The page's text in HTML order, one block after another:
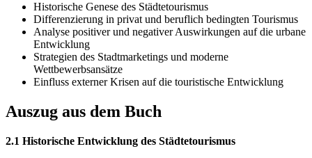
Historische Genese des Städtetourismus
Differenzierung in privat und beruflich bedingten Tourismus
Analyse positiver und negativer Auswirkungen auf die urbane
Entwicklung
Strategien des Stadtmarketings und moderne
Wettbewerbsansätze
Einfluss externer Krisen auf die touristische Entwicklung
Auszug aus dem Buch
2.1 Historische Entwicklung des Städtetourismus